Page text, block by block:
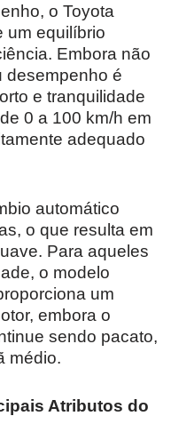
o Toyota
um equilíbrio
Embora não
desempenho é
e tranquilidade
0 a 100 km/h em
adequado
automático
o que resulta em
Para aqueles
o modelo
um
embora o
sendo pacato,
médio.
Atributos do